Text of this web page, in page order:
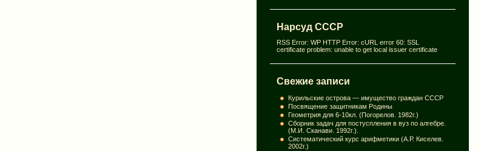
Нарсуд СССР
RSS Error: WP HTTP Error: cURL error 60: SSL
certificate problem: unable to get local issuer certificate
Свежие записи
Курильские острова — имущество граждан СССР
Посвящение защитникам Родины
Геометрия для 6-10кл. (Погорелов. 1982г.)
Сборник задач для постуспления в вуз по алгебре.
(М.И. Сканави. 1992г.).
Систематический курс арифметики (А.Р. Киселев.
2002г.)